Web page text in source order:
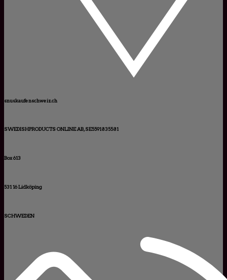
snuskaufenschweiz.ch
SWEDISHPRODUCTS ONLINE AB, SE5591835581
Box 613
531 16 Lidköping
SCHWEDEN